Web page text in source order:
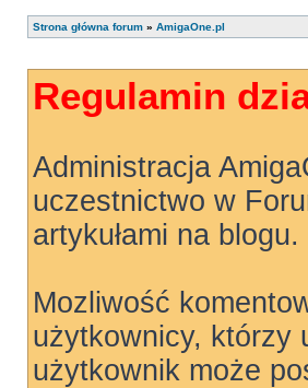
Strona główna forum » AmigaOne.pl
Regulamin
Administracja
uczestnictwo w
artykułami na blogu.
Mozliwość
użytkownicy, którzy
użytkownik może